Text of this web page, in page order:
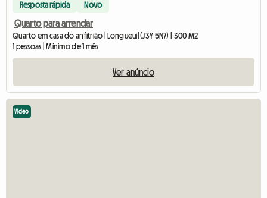
Resposta rápida Novo
Quarto para arrendar
Quarto em casa do anfitrião | Longueuil (J3Y 5N7) | 300 M2
1 pessoas | Mínimo de 1 mês
Ver anúncio
Vídeo